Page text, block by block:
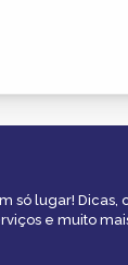
só lugar! Dicas,
e muito